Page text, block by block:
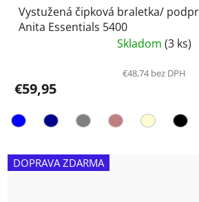
Vystužená čipková braletka/
Anita Essentials 5400
Skladom (3 ks)
€48,74 bez DPH
€59,95
DOPRAVA ZDARMA